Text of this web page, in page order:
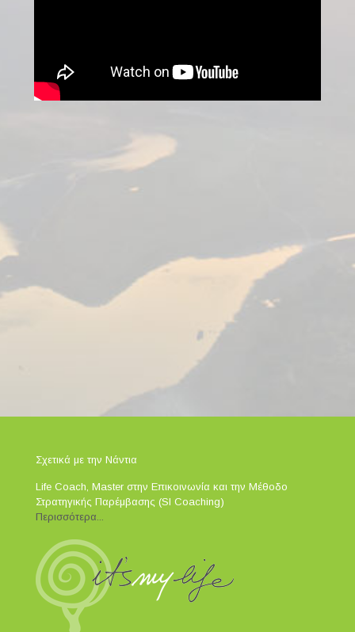
Στείλε μου ένα e-mail
Θέλεις πραγματικά να δημιουργήσεις τη ζωή που
ονειρεύεσαι και να βιώνεις χαρά και ικανοποίηση
στην καθημερινότητά σου;
Επικοινώνησε μαζί μου τώρα για την πρώτη σου
Σχετικά με την Νάντια
Life Coach, Master στην Επικοινωνία και την Μέθοδο
Στρατηγικής Παρέμβασης (SI Coaching)
Περισσότερα...